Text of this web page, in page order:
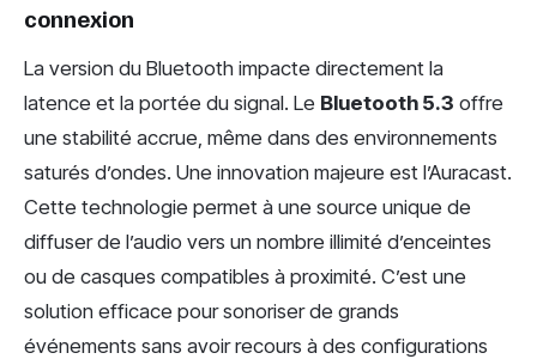
connexion
La version du Bluetooth impacte directement la
latence et la portée du signal. Le Bluetooth 5.3 offre
une stabilité accrue, même dans des environnements
saturés d’ondes. Une innovation majeure est l’Auracast.
Cette technologie permet à une source unique de
diffuser de l’audio vers un nombre illimité d’enceintes
ou de casques compatibles à proximité. C’est une
solution efficace pour sonoriser de grands
événements sans avoir recours à des configurations